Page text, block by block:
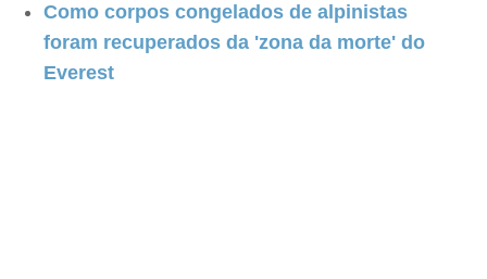
Como corpos congelados de alpinistas
foram recuperados da 'zona da morte' do
Everest